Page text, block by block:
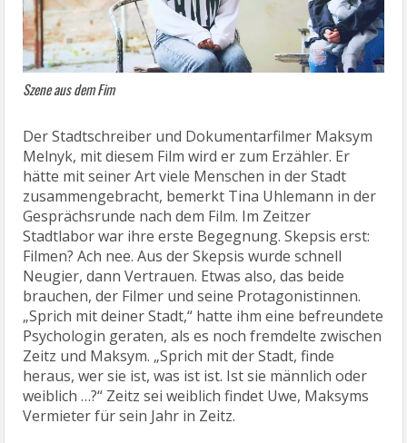
Szene aus dem Fim
Der Stadtschreiber und Dokumentarfilmer Maksym
Melnyk, mit diesem Film wird er zum Erzähler. Er
hätte mit seiner Art viele Menschen in der Stadt
zusammengebracht, bemerkt Tina Uhlemann in der
Gesprächsrunde nach dem Film. Im Zeitzer
Stadtlabor war ihre erste Begegnung. Skepsis erst:
Filmen? Ach nee. Aus der Skepsis wurde schnell
Neugier, dann Vertrauen. Etwas also, das beide
brauchen, der Filmer und seine Protagonistinnen.
„Sprich mit deiner Stadt,“ hatte ihm eine befreundete
Psychologin geraten, als es noch fremdelte zwischen
Zeitz und Maksym. „Sprich mit der Stadt, finde
heraus, wer sie ist, was ist ist. Ist sie männlich oder
weiblich …?“ Zeitz sei weiblich findet Uwe, Maksyms
Vermieter für sein Jahr in Zeitz.